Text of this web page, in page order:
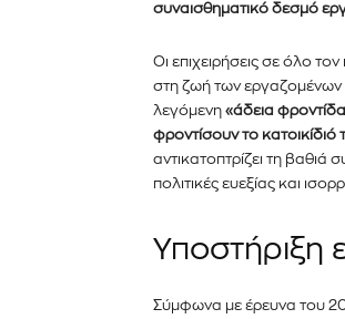
συναισθηματικό δεσμό
Οι επιχειρήσεις σε όλο
στη ζωή των εργαζομένων
λεγόμενη «άδεια
φροντίσουν το κατοικίδιό
αντικατοπτρίζει τη
πολιτικές ευεξίας και
Υποστήριξη
Σύμφωνα με έρευνα του